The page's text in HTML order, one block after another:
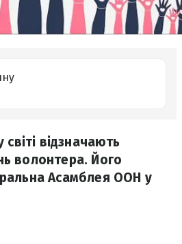
відзначають
волонтера. Його
Асамблея ООН у